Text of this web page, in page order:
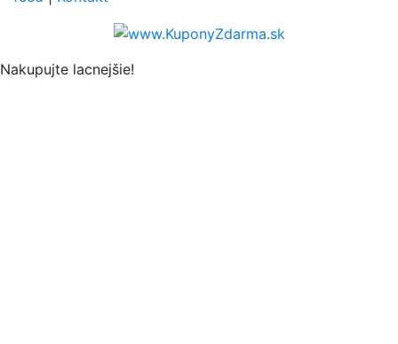
Nakupujte lacnejšie!